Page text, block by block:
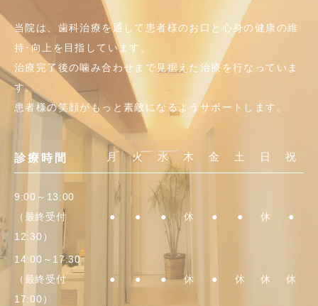
当院は、歯科治療を通して患者様のお口と心身の健康の維
持･向上を目指しています。
治療完了後の噛み合わせまで見据えた治療を行なっていま
す。
患者様の笑顔がもっと素敵になるようサポートします。
診療時間 月 火 水 木 金 土 日 祝
9:00～13:00
（最終受付
12:30）
● ● ● 休 ● ● 休 ●
14:00～17:30
（最終受付
17:00）
● ● ● 休 ● 休 休 休